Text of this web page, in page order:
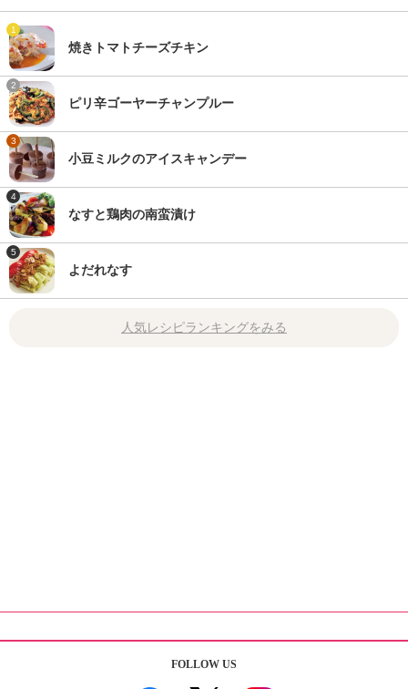
1
焼きトマトチーズチキン
2
ピリ辛ゴーヤーチャンプルー
3
小豆ミルクのアイスキャンデー
4
なすと鶏肉の南蛮漬け
5
よだれなす
人気レシピランキングをみる
FOLLOW US